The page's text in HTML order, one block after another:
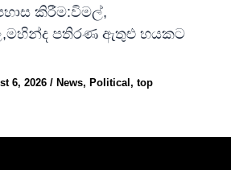
කිරීම:විමල්,
පතිරණ ඇතුළු හයකට
6, 2026/News,Political,top